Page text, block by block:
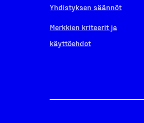
Yhdistyksen säännöt
Merkkien kriteerit ja
käyttöehdot